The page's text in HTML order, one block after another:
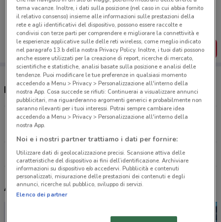
Porta DoveConviene sempre con te!
Puoi trovare le migliori offerte dei negozi vicino a te,
salvarle e creare la tua lista del risparmio, comodamente
dal tuo cellulare.
SCARICA L’APP
Negozi Giokids nelle vicinanze
Via Bernardino Alimena 58 Roma
15.5 km
Tutti i negozi Giokids
Altri volantini nelle vicinanze
tema vacanze. Inoltre, i dati sulla posizione (nel caso in cui abbia fornito
il relativo consenso) insieme alle informazioni sulle prestazioni della
rete e agli identificativi del dispositivo, possono essere raccolte e
condivisi con terze parti per comprendere e migliorare la connettività e
le esperienze applicative sulle delle reti wireless, come meglio indicato
nel paragrafo 13.b della nostra Privacy Policy. Inoltre, i tuoi dati possono
anche essere utilizzati per la creazione di report, ricerche di mercato,
scientifiche e statistiche, analisi basate sulla posizione e analisi delle
tendenze. Puoi modificare le tue preferenze in qualsiasi momento
accedendo a Menu > Privacy > Personalizzazione all'interno della
nostra App. Cosa succede se rifiuti: Continuerai a visualizzare annunci
pubblicitari, ma riguarderanno argomenti generici e probabilmente non
saranno rilevanti per i tuoi interessi. Potrai sempre cambiare idea
accedendo a Menu > Privacy > Personalizzazione all'interno della
nostra App.
Noi e i nostri partner trattiamo i dati per fornire:
Utilizzare dati di geolocalizzazione precisi. Scansione attiva delle
caratteristiche del dispositivo ai fini dell’identificazione. Archiviare
informazioni su dispositivo e/o accedervi. Pubblicità e contenuti
personalizzati, misurazione delle prestazioni dei contenuti e degli
annunci, ricerche sul pubblico, sviluppo di servizi.
Elenco dei partner